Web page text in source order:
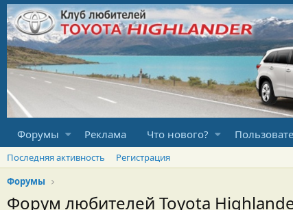
Форумы Реклама Что нового?
Последняя активность
Регистрация
Форумы
Форум любителей Toyota